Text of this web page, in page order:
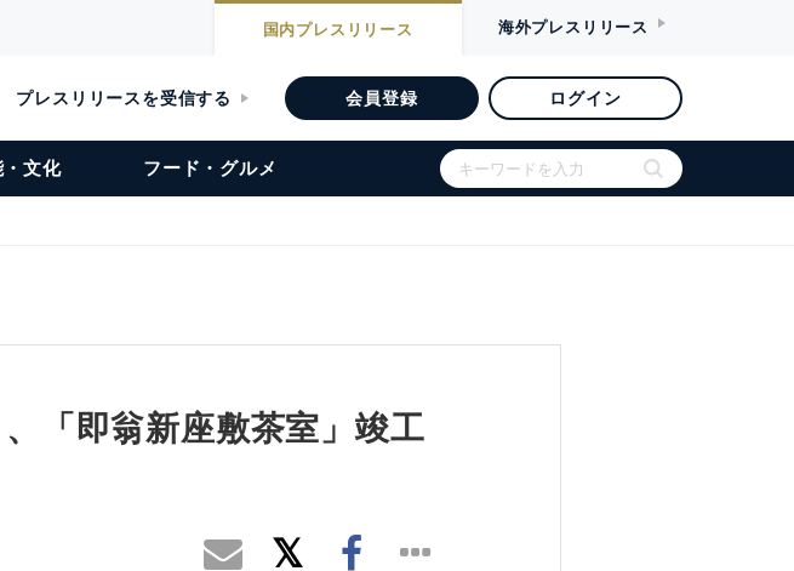
国内プレスリリース 海外プレスリリース
プレスリリースを受信する 会員登録 ログイン
・文化 フード・グルメ
「即翁新座敷茶室」竣工